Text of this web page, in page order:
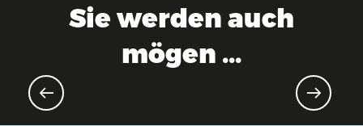
Sie werden auch
mögen ...
Unumgängliches Modell – MMOK